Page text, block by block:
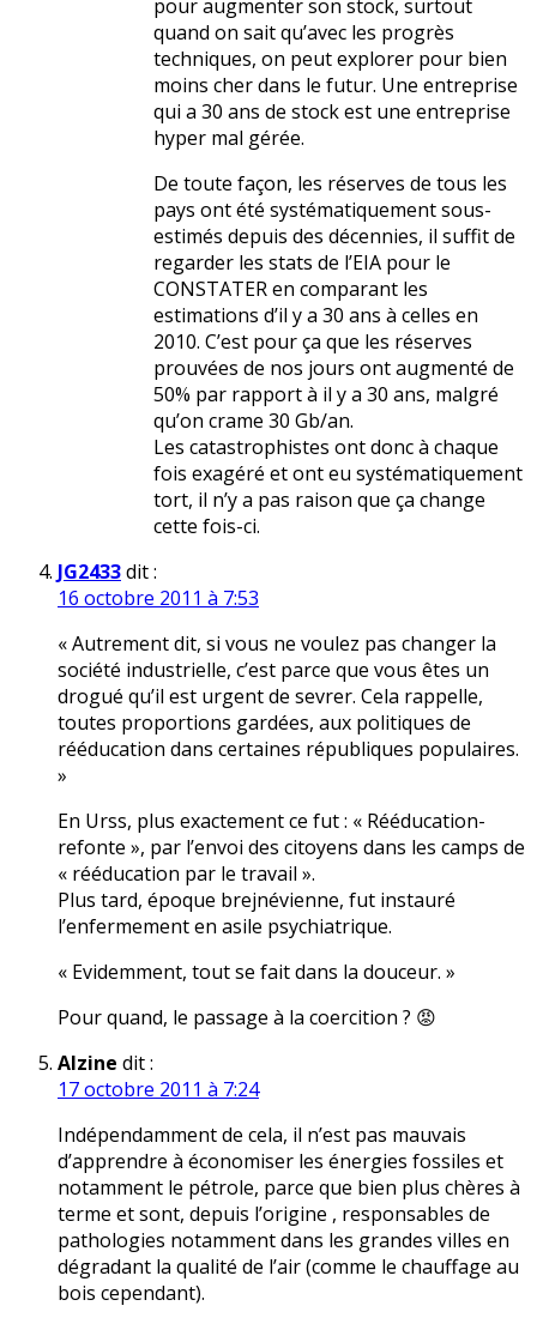
pour augmenter son stock, surtout
quand on sait qu’avec les progrès
techniques, on peut explorer pour bien
moins cher dans le futur. Une entreprise
qui a 30 ans de stock est une entreprise
hyper mal gérée.
De toute façon, les réserves de tous les
pays ont été systématiquement sous-
estimés depuis des décennies, il suffit de
regarder les stats de l’EIA pour le
CONSTATER en comparant les
estimations d’il y a 30 ans à celles en
2010. C’est pour ça que les réserves
prouvées de nos jours ont augmenté de
50% par rapport à il y a 30 ans, malgré
qu’on crame 30 Gb/an.
Les catastrophistes ont donc à chaque
fois exagéré et ont eu systématiquement
tort, il n’y a pas raison que ça change
cette fois-ci.
JG2433dit :
16 octobre 2011 à 7:53
« Autrement dit, si vous ne voulez pas changer la
société industrielle, c’est parce que vous êtes un
drogué qu’il est urgent de sevrer. Cela rappelle,
toutes proportions gardées, aux politiques de
rééducation dans certaines républiques populaires.
»
En Urss, plus exactement ce fut : « Rééducation-
refonte », par l’envoi des citoyens dans les camps de
« rééducation par le travail ».
Plus tard, époque brejnévienne, fut instauré
l’enfermement en asile psychiatrique.
« Evidemment, tout se fait dans la douceur. »
Pour quand, le passage à la coercition ? 😡
Alzine dit :
17 octobre 2011 à 7:24
Indépendamment de cela, il n’est pas mauvais
d’apprendre à économiser les énergies fossiles et
notamment le pétrole, parce que bien plus chères à
terme et sont, depuis l’origine , responsables de
pathologies notamment dans les grandes villes en
dégradant la qualité de l’air (comme le chauffage au
bois cependant).